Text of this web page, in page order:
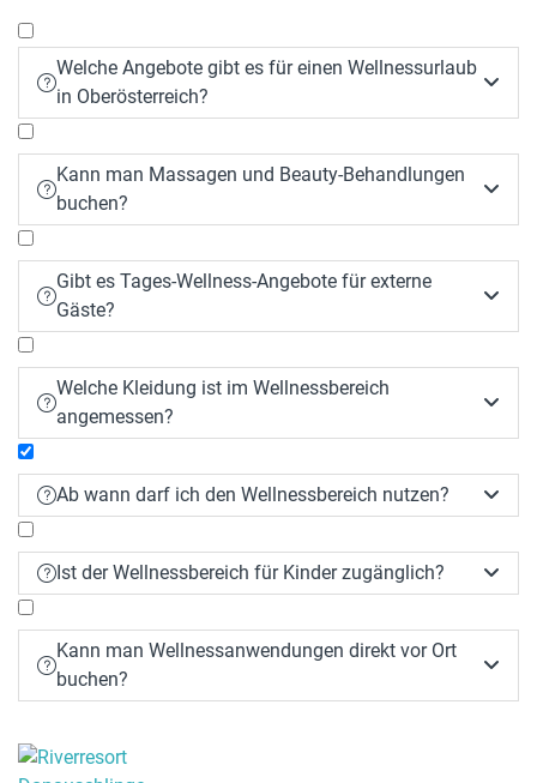

Welche Angebote gibt es für einen Wellnessurlaub
in Oberösterreich?


Kann man Massagen und Beauty-Behandlungen
buchen?


Gibt es Tages-Wellness-Angebote für externe
Gäste?


Welche Kleidung ist im Wellnessbereich
angemessen?

Ab wann darf ich den Wellnessbereich nutzen? 
Am Anreisetag ab 10:00 Uhr und am Abreisetag
bis 18:00 Uhr kostenfrei
Ist der Wellnessbereich für Kinder zugänglich? 

Kann man Wellnessanwendungen direkt vor Ort
buchen?
